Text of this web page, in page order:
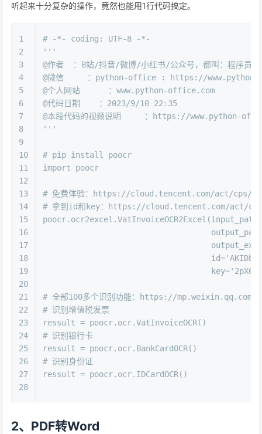
听起来十分复杂的操作，竟然也能用1行代码搞定。
1
2
3
4
5
6
7
8
9
10
11
12
13
14
15
16
17
18
19
20
21
22
23
24
25
26
27
28
# -*- coding: UTF-8 -*-
'''
@作者  ：B站/抖音/微博/小红书/公众号，都叫：程序员晚
@微信     ：python-office : https://
@个人网站      ：www.python-office.com
@代码日期    ：2023/9/10 22:35
@本段代码的视频说明     ：https://www.python-
'''
# pip install poocr
import poocr
# 免费体验：https://cloud.tencent.com/act/cps/
# 拿到id和key：https://cloud.tencent.com/act/cps/
poocr.ocr2excel.VatInvoiceOCR2Excel(input_path=
id=
                                    key=
# 全部100多个识别功能：https://mp.weixin.qq.com/s/
# 识别增值税发票
ressult = poocr.ocr.VatInvoiceOCR()
# 识别银行卡
ressult = poocr.ocr.BankCardOCR()
# 识别身份证
ressult = poocr.ocr.IDCardOCR()
2、PDF转Word